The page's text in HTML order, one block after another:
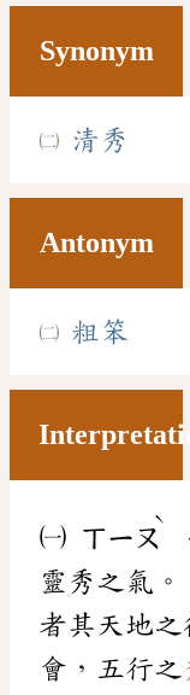
Synonym
清秀
Antonym
粗笨
㈠ ㄒㄧㄡ
ˋ
靈秀之氣
者其天地之
會，五行之